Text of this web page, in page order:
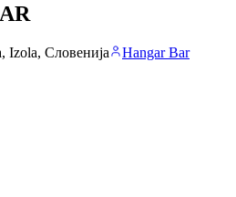
Izola, Словенија
Hangar Bar